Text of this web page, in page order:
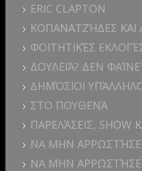
ERIC CLAPTON
ΚΟΠΑΝΑΤΖΉΔΕΣ ΚΑΙ
ΦΟΙΤΗΤΙΚΈΣ
ΔΟΥΛΕΙΆ? ΔΕΝ
ΔΗΜΌΣΙΟΙ
ΣΤΟ ΠΟΥΘΕΝΆ
ΠΑΡΕΛΆΣΕΙΣ, SHOW
ΝΑ ΜΗΝ
ΝΑ ΜΗΝ